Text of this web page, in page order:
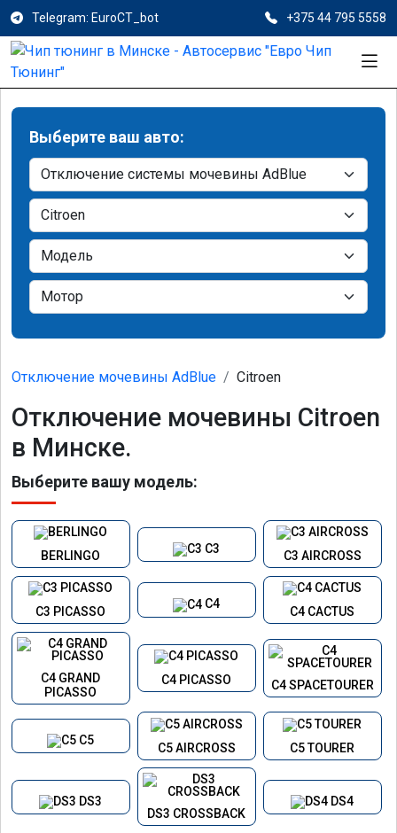
Telegram: EuroCT_bot +375 44 795 5558
Выберите ваш авто:
Отключение мочевины AdBlue Citroen
Отключение мочевины Citroen
в Минске.
Выберите вашу модель:
BERLINGO
C3
C3 AIRCROSS
C3 PICASSO
C4
C4 CACTUS
C4 GRAND
PICASSO
C4 PICASSO C4 SPACETOURER
C5
C5 AIRCROSS C5 TOURER
DS3
DS3 CROSSBACK
DS4